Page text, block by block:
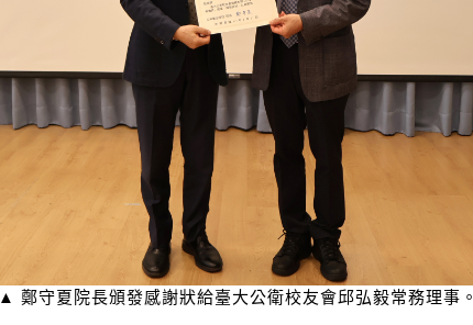
▲ 鄭守夏院長頒發感謝狀給臺大公衛校友會邱弘毅常務理事。